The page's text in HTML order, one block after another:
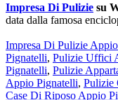
Impresa Di Pulizie su
data dalla famosa
Impresa Di Pulizie
Pignatelli, Pulizie Uffici
Pignatelli, Pulizie
Appio Pignatelli, Pulizie
Case Di Riposo Appio